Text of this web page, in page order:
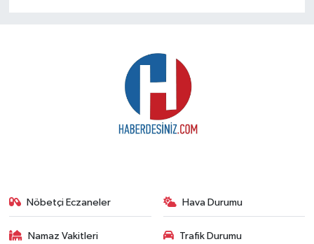
Nöbetçi Eczaneler Hava Durumu
Namaz Vakitleri Trafik Durumu